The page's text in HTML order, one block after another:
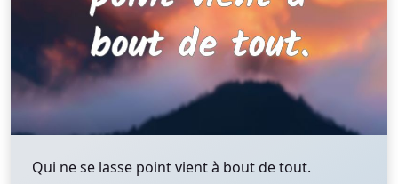
Qui ne se lasse point vient à bout de tout.